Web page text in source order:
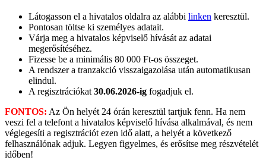
Látogasson el a hivatalos oldalra az alábbi linken keresztül.
Pontosan töltse ki személyes adatait.
Várja meg a hivatalos képviselő hívását az adatai
megerősítéséhez.
Fizesse be a minimális 80 000 Ft-os összeget.
A rendszer a tranzakció visszaigazolása után automatikusan
elindul.
A regisztrációkat 30.06.2026-ig fogadjuk el.
FONTOS: Az Ön helyét 24 órán keresztül tartjuk fenn. Ha nem
veszi fel a telefont a hivatalos képviselő hívása alkalmával, és nem
véglegesíti a regisztrációt ezen idő alatt, a helyét a következő
felhasználónak adjuk. Legyen figyelmes, és erősítse meg részvételét
időben!